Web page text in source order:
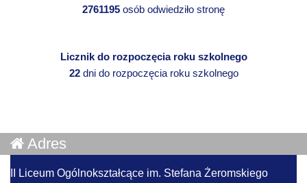
2761195 osób odwiedziło stronę
Licznik do rozpoczęcia roku szkolnego
22dni do rozpoczęcia roku szkolnego
Adres
II Liceum Ogólnokształcące im. Stefana Żeromskiego